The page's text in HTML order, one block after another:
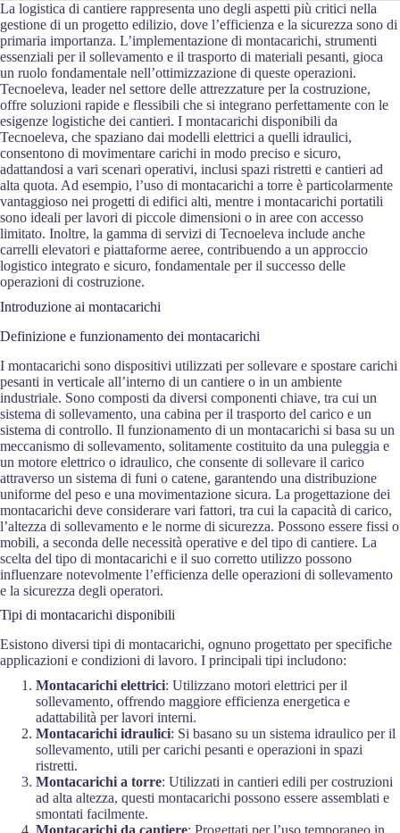
La logistica di cantiere rappresenta uno degli aspetti più critici nella
gestione di un progetto edilizio, dove l’efficienza e la sicurezza sono di
primaria importanza. L’implementazione di montacarichi, strumenti
essenziali per il sollevamento e il trasporto di materiali pesanti, gioca
un ruolo fondamentale nell’ottimizzazione di queste operazioni.
Tecnoeleva, leader nel settore delle attrezzature per la costruzione,
offre soluzioni rapide e flessibili che si integrano perfettamente con le
esigenze logistiche dei cantieri. I montacarichi disponibili da
Tecnoeleva, che spaziano dai modelli elettrici a quelli idraulici,
consentono di movimentare carichi in modo preciso e sicuro,
adattandosi a vari scenari operativi, inclusi spazi ristretti e cantieri ad
alta quota. Ad esempio, l’uso di montacarichi a torre è particolarmente
vantaggioso nei progetti di edifici alti, mentre i montacarichi portatili
sono ideali per lavori di piccole dimensioni o in aree con accesso
limitato. Inoltre, la gamma di servizi di Tecnoeleva include anche
carrelli elevatori e piattaforme aeree, contribuendo a un approccio
logistico integrato e sicuro, fondamentale per il successo delle
operazioni di costruzione.
Introduzione ai montacarichi
Definizione e funzionamento dei montacarichi
I montacarichi sono dispositivi utilizzati per sollevare e spostare carichi
pesanti in verticale all’interno di un cantiere o in un ambiente
industriale. Sono composti da diversi componenti chiave, tra cui un
sistema di sollevamento, una cabina per il trasporto del carico e un
sistema di controllo. Il funzionamento di un montacarichi si basa su un
meccanismo di sollevamento, solitamente costituito da una puleggia e
un motore elettrico o idraulico, che consente di sollevare il carico
attraverso un sistema di funi o catene, garantendo una distribuzione
uniforme del peso e una movimentazione sicura. La progettazione dei
montacarichi deve considerare vari fattori, tra cui la capacità di carico,
l’altezza di sollevamento e le norme di sicurezza. Possono essere fissi o
mobili, a seconda delle necessità operative e del tipo di cantiere. La
scelta del tipo di montacarichi e il suo corretto utilizzo possono
influenzare notevolmente l’efficienza delle operazioni di sollevamento
e la sicurezza degli operatori.
Tipi di montacarichi disponibili
Esistono diversi tipi di montacarichi, ognuno progettato per specifiche
applicazioni e condizioni di lavoro. I principali tipi includono:
Montacarichi elettrici: Utilizzano motori elettrici per il
sollevamento, offrendo maggiore efficienza energetica e
adattabilità per lavori interni.
Montacarichi idraulici: Si basano su un sistema idraulico per il
sollevamento, utili per carichi pesanti e operazioni in spazi
ristretti.
Montacarichi a torre: Utilizzati in cantieri edili per costruzioni
ad alta altezza, questi montacarichi possono essere assemblati e
smontati facilmente.
Montacarichi da cantiere: Progettati per l’uso temporaneo in